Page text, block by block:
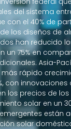
del sistema
con el 40% de
los diseños de
han reducido
un 75% en
Asia-
más rápido
con
los precios de
solar en un
están
solar